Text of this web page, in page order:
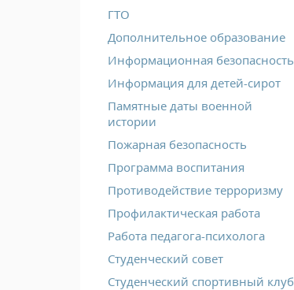
ГТО
Дополнительное образование
Информационная безопасность
Информация для детей-сирот
Памятные даты военной
истории
Пожарная безопасность
Программа воспитания
Противодействие терроризму
Профилактическая работа
Работа педагога-психолога
Студенческий совет
Студенческий спортивный клуб